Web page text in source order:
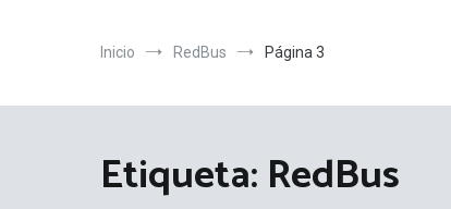
Inicio RedBus Página 3
Etiqueta: RedBus